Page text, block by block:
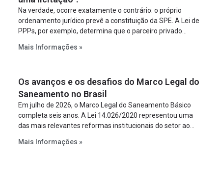
Na verdade, ocorre exatamente o contrário: o próprio
ordenamento jurídico prevê a constituição da SPE. A Lei de
PPPs, por exemplo, determina que o parceiro privado
empreendimento. Ou seja, a suposta “fraude à licitação” é
projeto a projeto.
Mais Informações »
Os avanços e os desafios do Marco Legal do
Saneamento no Brasil
Em julho de 2026, o Marco Legal do Saneamento Básico
completa seis anos. A Lei 14.026/2020 representou uma
das mais relevantes reformas institucionais do setor ao
serviços, ampliar a participação da iniciativa privada,
Mais Informações »